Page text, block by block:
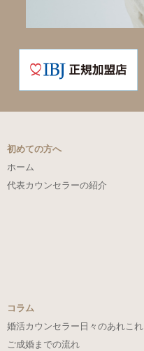
初めての方へ
ホーム
代表カウンセラーの紹介
コラム
婚活カウンセラー日々のあれこれ
ご成婚までの流れ